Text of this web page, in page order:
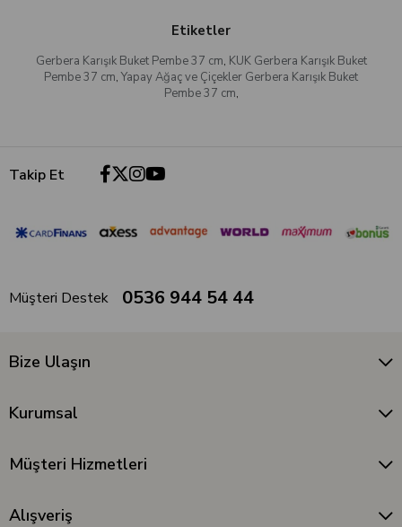
Etiketler
Gerbera Karışık Buket Pembe 37 cm, KUK Gerbera Karışık Buket
Pembe 37 cm, Yapay Ağaç ve Çiçekler Gerbera Karışık Buket
Pembe 37 cm,
Takip Et
Müşteri Destek 0536 944 54 44
Bize Ulaşın
Kurumsal
Müşteri Hizmetleri
Alışveriş